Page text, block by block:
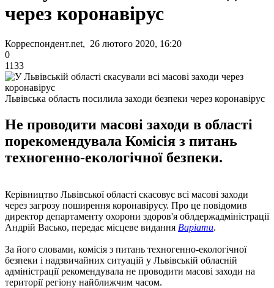
через коронавірус
Корреспондент.net, 26 лютого 2020, 16:20
0
1133
Львівська область посилила заходи безпеки через коронавірус
Не проводити масові заходи в області
порекомендувала Комісія з питань
техногенно-екологічної безпеки.
Керівництво Львівської області скасовує всі масові заходи
через загрозу поширення коронавірусу. Про це повідомив
директор департаменту охорони здоров'я облдержадміністрації
Андрій Васько, передає місцеве видання Варіати.
За його словами, комісія з питань техногенно-екологічної
безпеки і надзвичайних ситуацій у Львівській обласній
адміністрації рекомендувала не проводити масові заходи на
території регіону найближчим часом.